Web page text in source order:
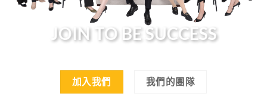
JOIN TO BE SUCCESS
加入我們 我們的團隊